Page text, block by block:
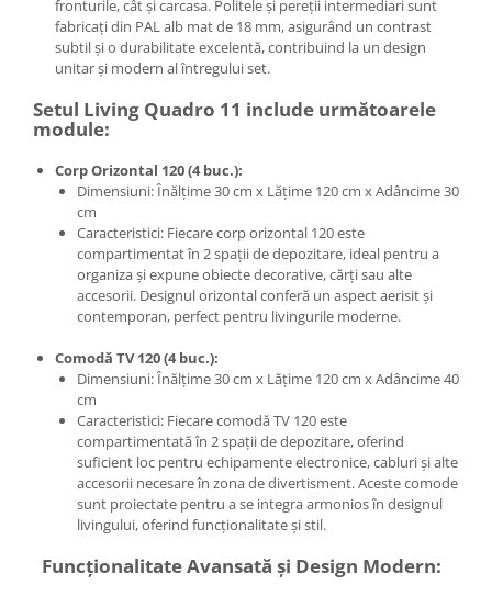
fronturile, cât și carcasa. Politele și pereții intermediari sunt
fabricați din PAL alb mat de 18 mm, asigurând un contrast
subtil și o durabilitate excelentă, contribuind la un design
unitar și modern al întregului set.
Setul Living Quadro 11 include următoarele
module:
Corp Orizontal 120 (4 buc.):
Dimensiuni: Înălțime 30 cm x Lățime 120 cm x Adâncime 30
cm
Caracteristici: Fiecare corp orizontal 120 este
compartimentat în 2 spații de depozitare, ideal pentru a
organiza și expune obiecte decorative, cărți sau alte
accesorii. Designul orizontal conferă un aspect aerisit și
contemporan, perfect pentru livingurile moderne.
Comodă TV 120 (4 buc.):
Dimensiuni: Înălțime 30 cm x Lățime 120 cm x Adâncime 40
cm
Caracteristici: Fiecare comodă TV 120 este
compartimentată în 2 spații de depozitare, oferind
suficient loc pentru echipamente electronice, cabluri și alte
accesorii necesare în zona de divertisment. Aceste comode
sunt proiectate pentru a se integra armonios în designul
livingului, oferind funcționalitate și stil.
Funcționalitate Avansată și Design Modern: